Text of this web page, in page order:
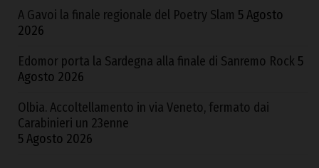
A Gavoi la finale regionale del Poetry Slam 5 Agosto
2026
Edomor porta la Sardegna alla finale di Sanremo Rock 5
Agosto 2026
Olbia. Accoltellamento in via Veneto, fermato dai
Carabinieri un 23enne
5 Agosto 2026